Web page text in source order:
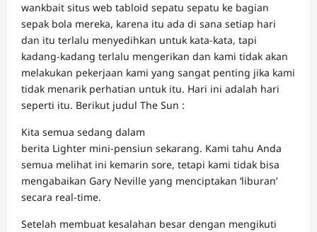
wankbait situs web tabloid sepatu sepatu ke bagian
sepak bola mereka, karena itu ada di sana setiap hari
dan itu terlalu menyedihkan untuk kata-kata, tapi
kadang-kadang terlalu mengerikan dan kami tidak akan
melakukan pekerjaan kami yang sangat penting jika kami
tidak menarik perhatian untuk itu. Hari ini adalah hari
seperti itu. Berikut judul The Sun :
Kita semua sedang dalam
berita Lighter mini-pensiun sekarang. Kami tahu Anda
semua melihat ini kemarin sore, tetapi kami tidak bisa
mengabaikan Gary Neville yang menciptakan ‘liburan’
secara real-time.
Setelah membuat kesalahan besar dengan mengikuti